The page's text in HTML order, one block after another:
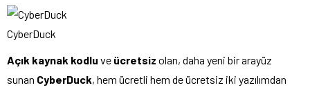
CyberDuck
Açık kaynak kodlu ve ücretsiz olan, daha yeni bir arayüz
sunan CyberDuck, hem ücretli hem de ücretsiz iki yazılımdan